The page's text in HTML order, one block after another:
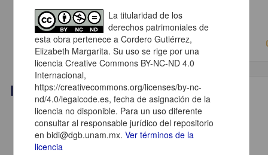
Artes y Humanidades
Trabajo de grado
La titularidad de los
derechos patrimoniales de
esta obra pertenece a Cordero Gutiérrez,
Elizabeth Margarita. Su uso se rige por una
licencia Creative Commons BY-NC-ND 4.0
Internacional,
https://creativecommons.org/licenses/by-nc-
nd/4.0/legalcode.es, fecha de asignación de la
licencia no disponible. Para un uso diferente
consultar al responsable jurídico del repositorio
en bidi@dgb.unam.mx.Ver términos de la
licencia